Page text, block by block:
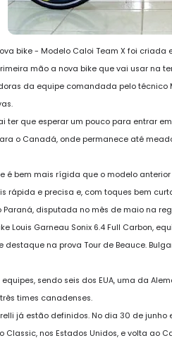
bike - Modelo Caloi Team X foi criada
mão a nova bike que vai usar na
da equipe comandada pelo
que esperar um pouco para entrar
o Canadá, onde permanece até
é bem mais rígida que o modelo
rápida e precisa e, com toques bem
disputada no mês de maio na
Louis Garneau Sonix 6.4 Full Carbon,
na prova Tour de Beauce.
sendo seis dos EUA, uma da
times canadenses.
já estão definidos. No dia 30 de
nos Estados Unidos, e volta ao